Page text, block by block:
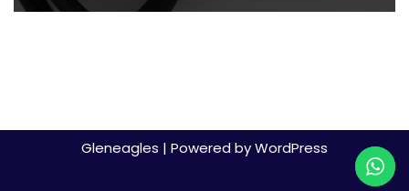
Gleneagles | Powered byWordPress